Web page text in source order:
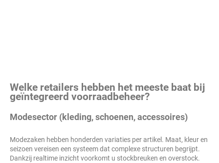
Welke retailers hebben het meeste baat bij
geïntegreerd voorraadbeheer?
Modesector (kleding, schoenen, accessoires)
Modezaken hebben honderden variaties per artikel. Maat, kleur en
seizoen vereisen een systeem dat complexe structuren begrijpt.
Dankzij realtime inzicht voorkomt u stockbreuken en overstock.